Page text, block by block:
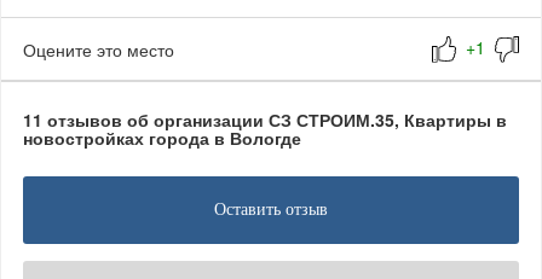
Оцените это место
11 отзывов об организации СЗ СТРОИМ.35, Квартиры в
новостройках города в Вологде
Оставить отзыв